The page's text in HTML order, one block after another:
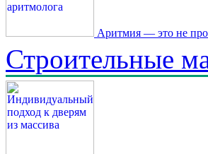
Аритмия — это не
Строительные